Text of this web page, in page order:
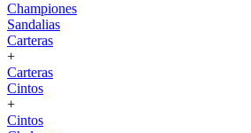
Championes
Sandalias
Carteras
+
Carteras
Cintos
+
Cintos